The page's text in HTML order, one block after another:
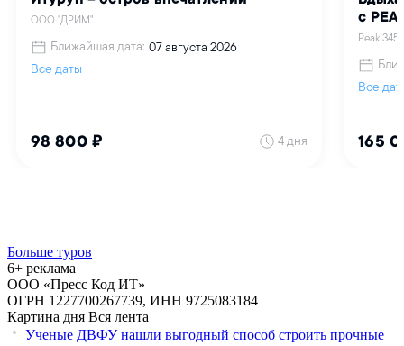
Больше туров
6+ реклама
ООО «Пресс Код ИТ»
ОГРН 1227700267739, ИНН 9725083184
Картина дня Вся лента
Ученые ДВФУ нашли выгодный способ строить прочные